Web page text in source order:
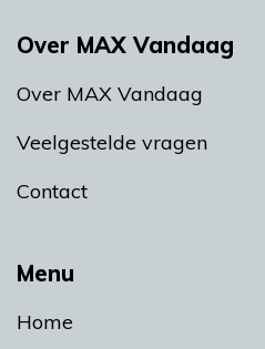
Menu
Home
Over MAX Vandaag
Over MAX Vandaag
Veelgestelde vragen
Contact